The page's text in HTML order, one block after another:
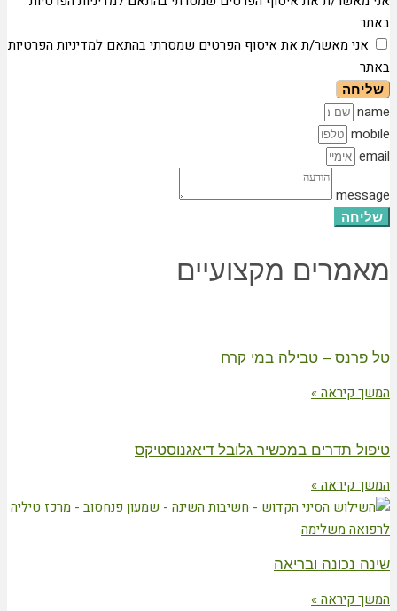
מאשר/ת את איסוף הפרטים שמסרתי בהתאם למדיניות הפרטיות
מקצועיים
– טבילה במי קרח
»
תדרים במכשיר גלובל דיאגנוסטיקס
»
נכונה ובריאה
»